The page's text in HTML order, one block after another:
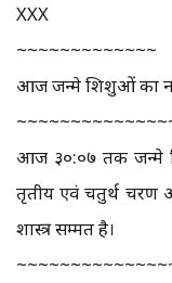
XXX
~~~~~~~~~~~~~
आज जन्मे शिशुओं का
आज ३०:०७ तक जन्मे
तृतीय एवं चतुर्थ चरण
शास्त्र सम्मत है।